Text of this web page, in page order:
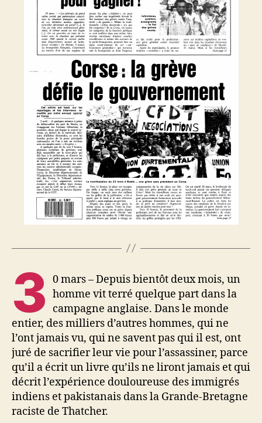
3 0 mars – Depuis bientôt deux mois, un
homme vit terré quelque part dans la
campagne anglaise. Dans le monde
entier, des milliers d’autres hommes, qui ne
l’ont jamais vu, qui ne savent pas qui il est, ont
juré de sacrifier leur vie pour l’assassiner, parce
qu’il a écrit un livre qu’ils ne liront jamais et qui
décrit l’expérience douloureuse des immigrés
indiens et pakistanais dans la Grande-Bretagne
raciste de Thatcher.